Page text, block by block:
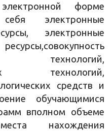
форме
электронные
электронные
технологий,
технологий,
средств и
обучающимися
вполном объеме
нахождения